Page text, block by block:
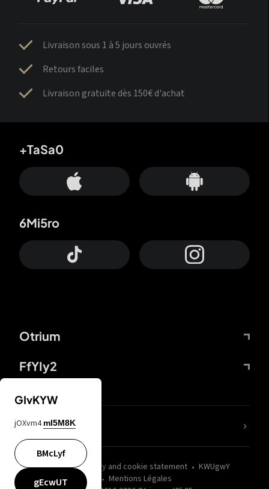
Livraison sous 1 à 5 jours ouvrés
Retours faciles
Livraison gratuite dès 150€ d'achat
Otrium
FfYIy2
+TaSa0
6Mi5ro
wZQPfd Privacy and cookie statement
KWUgwY
Mentions Légales
nLC6tu
GIvKYW
jOXvm4 mI5M8K
BMcLyf
gEcwUT